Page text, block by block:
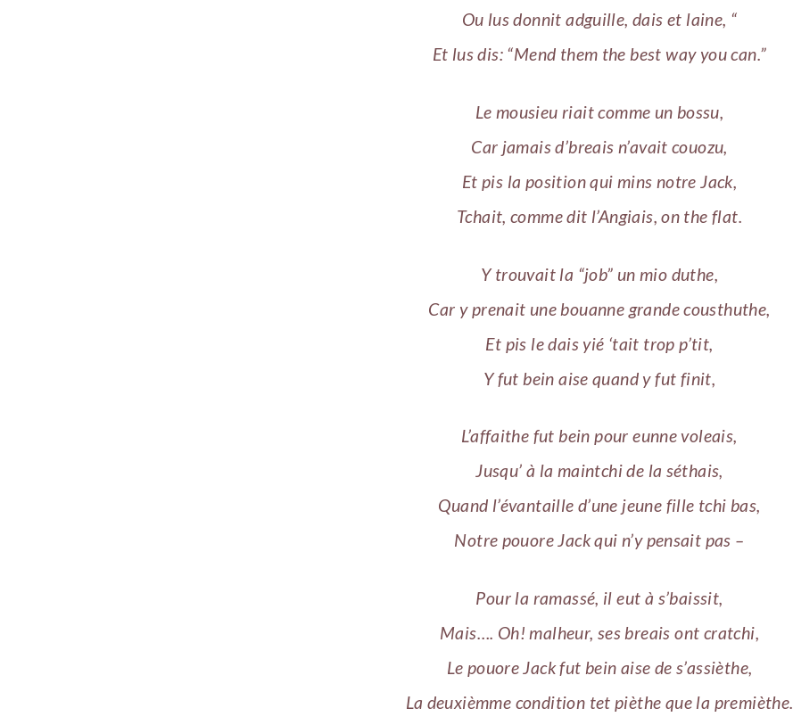
Ou lus donnit adguille, dais et laine, “
Et lus dis: “Mend them the best way you can.”
Le mousieu riait comme un bossu,
Car jamais d’breais n’avait couozu,
Et pis la position qui mins notre Jack,
Tchait, comme dit l’Angiais, on the flat.
Y trouvait la “job” un mio duthe,
Car y prenait une bouanne grande cousthuthe,
Et pis le dais yié ‘tait trop p’tit,
Y fut bein aise quand y fut finit,
L’affaithe fut bein pour eunne voleais,
Jusqu’ à la maintchi de la séthais,
Quand l’évantaille d’une jeune fille tchi bas,
Notre pouore Jack qui n’y pensait pas –
Pour la ramassé, il eut à s’baissit,
Mais…. Oh! malheur, ses breais ont cratchi,
Le pouore Jack fut bein aise de s’assièthe,
La deuxièmme condition tet pièthe que la premièthe.